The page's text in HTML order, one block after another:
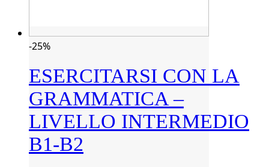
-25%
ESERCITARSI CON LA
GRAMMATICA –
LIVELLO INTERMEDIO
B1-B2